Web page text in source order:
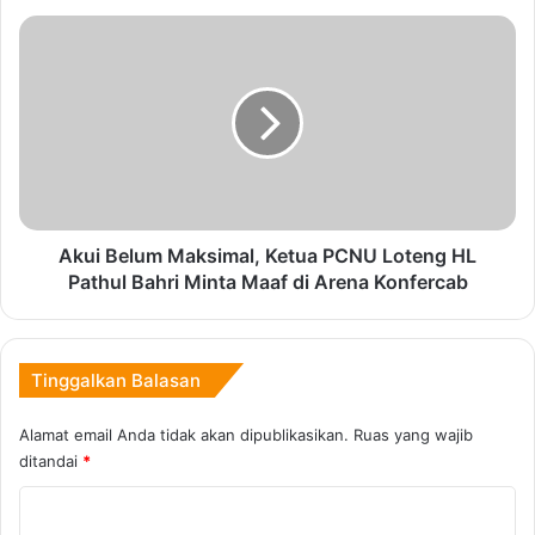
Akui
Bahri
Akui Belum Maksimal, Ketua PCNU Loteng HL
Pathul Bahri Minta Maaf di Arena Konfercab
Tinggalkan Balasan
Alamat email Anda tidak akan dipublikasikan. Ruas yang wajib
ditandai *